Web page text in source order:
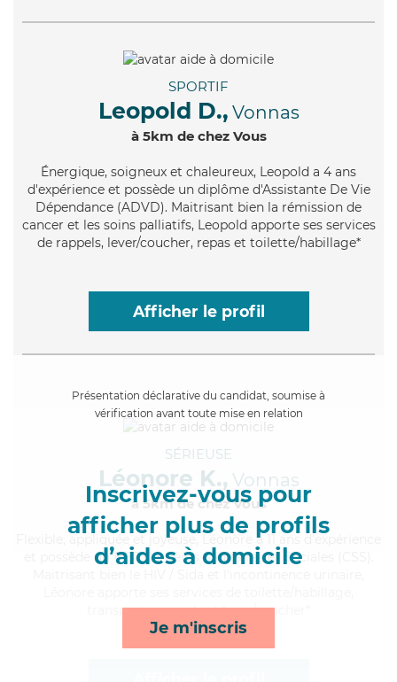
SPORTIF
Leopold D., Vonnas
à 5km de chez Vous
Énergique, soigneux et chaleureux, Leopold a 4 ans
d'expérience et possède un diplôme d'Assistante De Vie
Dépendance (ADVD). Maitrisant bien la rémission de
cancer et les soins palliatifs, Leopold apporte ses services
de rappels, lever/coucher, repas et toilette/habillage*
Afficher le profil
Présentation déclarative du candidat, soumise à
vérification avant toute mise en relation
Inscrivez-vous pour
afficher plus de profils
d’aides à domicile
Je m'inscris
SÉRIEUSE
Léonore K., Vonnas
à 5km de chez Vous
, appliquée et joyeuse, Léonore a 11 ans d'expérience
et possède un BEP Carrières Sanitaires et Sociales (CSS).
transports, rappels et lever/coucher*